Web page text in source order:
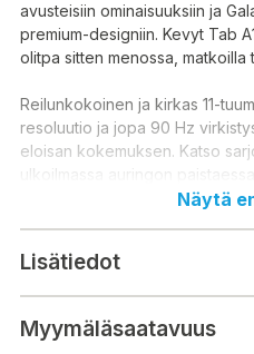
avusteisiin ominaisuuksiin ja
premium-designiin. Kevyt Tab
olitpa sitten menossa, matkoilla
Reilunkokoinen ja kirkas 11-
resoluutio ja jopa 90 Hz
eloisan kokemuksen. Katso
ulkoilmassa auringon paistaessa.
työskennellessä
Tekoälyavusteisilla
työkaluja, etsiä suoraan
Näytä
Lisätiedot
Myymäläsaatavuus